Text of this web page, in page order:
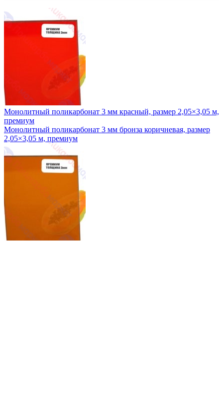
Монолитный поликарбонат 3 мм красный, размер 2,05×3,05 м,
премиум
Монолитный поликарбонат 3 мм бронза коричневая, размер
2,05×3,05 м, премиум